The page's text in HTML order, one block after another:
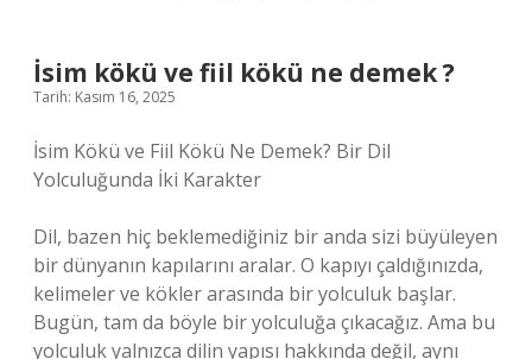
İsim kökü ve fiil kökü ne demek ?
Tarih: Kasım 16, 2025
İsim Kökü ve Fiil Kökü Ne Demek? Bir Dil
Yolculuğunda İki Karakter
Dil, bazen hiç beklemediğiniz bir anda sizi büyüleyen
bir dünyanın kapılarını aralar. O kapıyı çaldığınızda,
kelimeler ve kökler arasında bir yolculuk başlar.
Bugün, tam da böyle bir yolculuğa çıkacağız. Ama bu
yolculuk yalnızca dilin yapısı hakkında değil, aynı